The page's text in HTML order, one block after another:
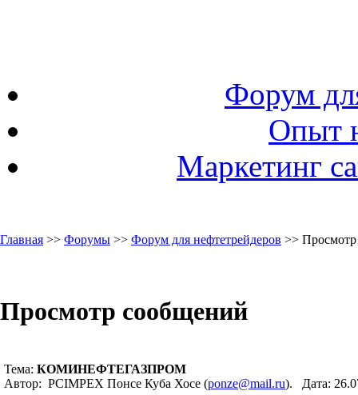
Форум
Опыт
Маркетинг
Главная >> Форумы >> Форум для нефтетрейдеров >>
Просмотр сообщений
Тема: КОМИНЕФТЕГАЗПРОМ
Автор: PCIMPEX Понсе Куба Хосе (ponze@mail.ru). Дата: